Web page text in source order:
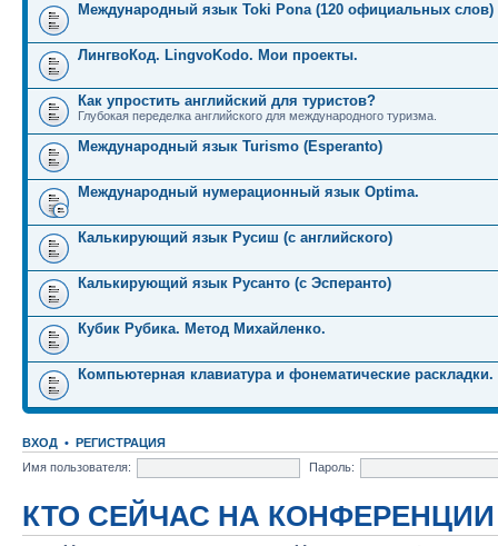
Международный язык Toki Pona (120 официальных слов)
ЛингвоКод. LingvoKodo. Мои проекты.
Как упростить английский для туристов?
Глубокая переделка английского для международного туризма.
Международный язык Turismo (Esperanto)
Международный нумерационный язык Optima.
Калькирующий язык Русиш (с английского)
Калькирующий язык Русанто (с Эсперанто)
Кубик Рубика. Метод Михайленко.
Компьютерная клавиатура и фонематические раскладки.
ВХОД • РЕГИСТРАЦИЯ
Имя пользователя:
Пароль:
КТО СЕЙЧАС НА КОНФЕРЕНЦИИ